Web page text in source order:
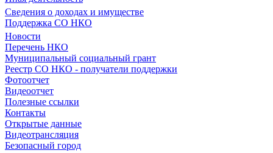
Сведения о доходах и имуществе
Поддержка СО НКО
Новости
Перечень НКО
Муниципальный социальный грант
Реестр СО НКО - получатели поддержки
Фотоотчет
Видеоотчет
Полезные ссылки
Контакты
Открытые данные
Видеотрансляция
Безопасный город